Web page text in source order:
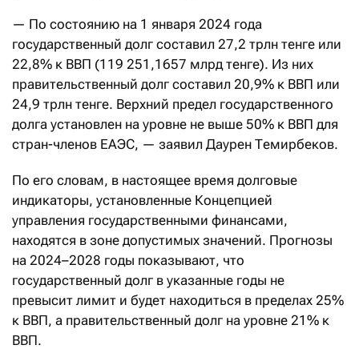
— По состоянию на 1 января 2024 года
государственный долг составил 27,2 трлн тенге или
22,8% к ВВП (119 251,1657 млрд тенге). Из них
правительственный долг составил 20,9% к ВВП или
24,9 трлн тенге. Верхний предел государственного
долга установлен на уровне не выше 50% к ВВП для
стран-членов ЕАЭС, — заявил Даурен Темирбеков.
По его словам, в настоящее время долговые
индикаторы, установленные Концепцией
управления государственными финансами,
находятся в зоне допустимых значений. Прогнозы
на 2024–2028 годы показывают, что
государственный долг в указанные годы не
превысит лимит и будет находиться в пределах 25%
к ВВП, а правительственный долг на уровне 21% к
ВВП.